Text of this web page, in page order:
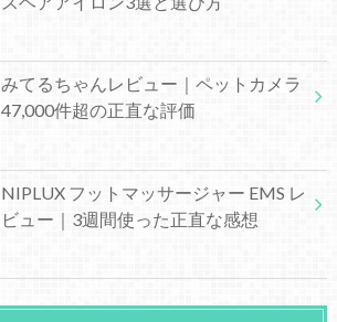
みてるちゃんレビュー｜ペットカメラ
47,000件超の正直な評価
NIPLUX フットマッサージャー EMS レ
ビュー｜3週間使った正直な感想